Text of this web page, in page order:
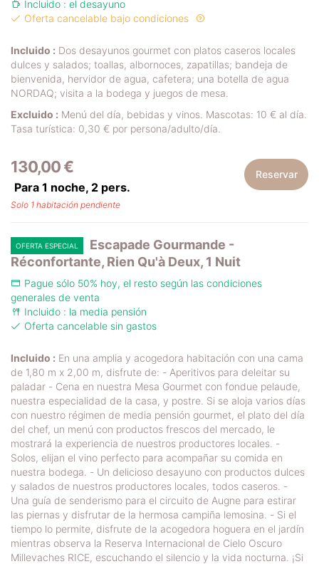
Incluido : el desayuno
Oferta cancelable bajo condiciones
Incluido : Dos desayunos gourmet con platos caseros locales
dulces y salados; toallas, albornoces, zapatillas; bandeja de
bienvenida, hervidor de agua, cafetera; una botella de agua
NORDAQ; visita a la bodega y juegos de mesa.
Excluido : Menú del día, bebidas y vinos. Mascotas: 10 € al día.
Tasa turística: 0,30 € por persona/adulto/día.
130,00 €
Para 1 noche, 2 pers.
Reservar
Solo 1 habitación pendiente
OFERTA ESPECIAL
Escapade Gourmande -
Réconfortante, Rien Qu'à Deux, 1 Nuit
Pague sólo 50% hoy, el resto según las condiciones
generales de venta
Incluido : la media pensión
Oferta cancelable sin gastos
Incluido : En una amplia y acogedora habitación con una cama
de 1,80 m x 2,00 m, disfrute de: - Aperitivos para deleitar su
paladar - Cena en nuestra Mesa Gourmet con fondue pelaude,
nuestra especialidad de la casa, y postre. Si se aloja varios días
con nuestro régimen de media pensión gourmet, el plato del día
del chef, un menú con productos frescos del mercado, le
mostrará la experiencia de nuestros productores locales. -
Solos, elijan el vino perfecto para acompañar su comida en
nuestra bodega. - Un delicioso desayuno con productos dulces
y salados de nuestros productores locales, todos caseros. -
Una guía de senderismo para el circuito de Augne para estirar
las piernas y disfrutar de la hermosa campiña lemosina. - Si el
tiempo lo permite, disfrute de la acogedora hoguera en el jardín
mientras observa la Reserva Internacional de Cielo Oscuro
Millevaches RICE, escuchando el silencio y la vida nocturna. ¡Si